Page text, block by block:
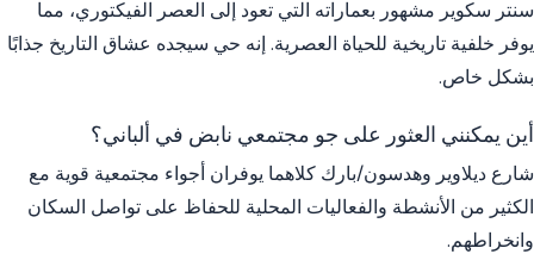
سنتر سكوير مشهور بعماراته التي تعود إلى العصر الفيكتوري، مما
يوفر خلفية تاريخية للحياة العصرية. إنه حي سيجده عشاق التاريخ جذابًا
بشكل خاص.
أين يمكنني العثور على جو مجتمعي نابض في ألباني؟
شارع ديلاوير وهدسون/بارك كلاهما يوفران أجواء مجتمعية قوية مع
الكثير من الأنشطة والفعاليات المحلية للحفاظ على تواصل السكان
وانخراطهم.